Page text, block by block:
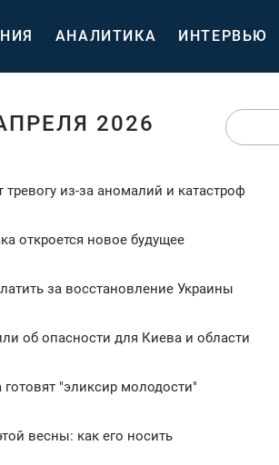
АНАЛИТИКА ИНТЕРВЬЮ
2026
из-за аномалий и катастроф
откроется новое будущее
за восстановление Украины
об опасности для Киева и области
"эликсир молодости"
весны: как его носить